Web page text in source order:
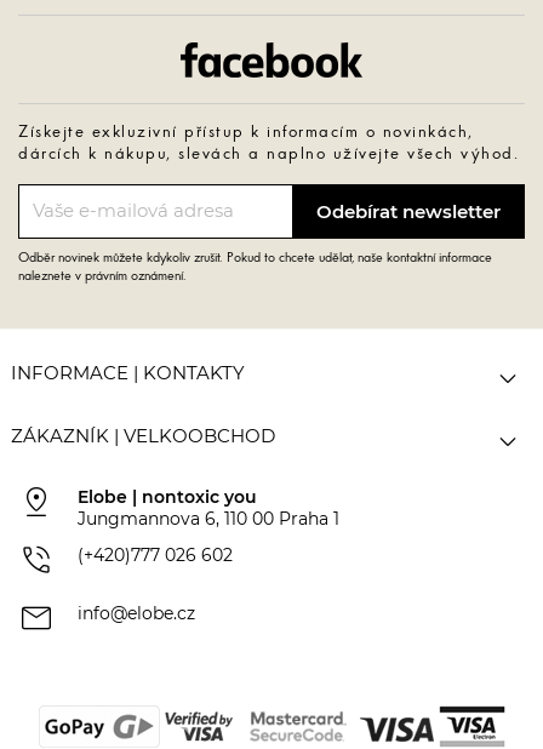
Získejte exkluzivní přístup k informacím o novinkách,
dárcích k nákupu, slevách a naplno užívejte všech výhod.
Odběr novinek můžete kdykoliv zrušit. Pokud to chcete udělat, naše kontaktní informace
naleznete v právním oznámení.
INFORMACE | KONTAKTY 
ZÁKAZNÍK | VELKOOBCHOD 
pin_drop
Elobe | nontoxic you
Jungmannova 6, 110 00 Praha 1
phone_in_talk (+420)777 026 602
mail info@elobe.cz